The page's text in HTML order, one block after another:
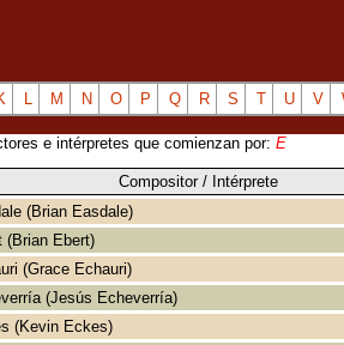
L M N O P Q R S T U V
e intérpretes que comienzan por: E
Compositor / Intérprete
(Brian Easdale)
(Brian Ebert)
(Grace Echauri)
(Jesús Echeverría)
(Kevin Eckes)